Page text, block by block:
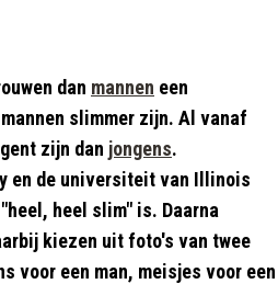
dan mannen een
slimmer zijn. Al vanaf
zijn dan jongens.
en de universiteit van Illinois
heel slim" is. Daarna
kiezen uit foto's van twee
voor een man, meisjes voor een